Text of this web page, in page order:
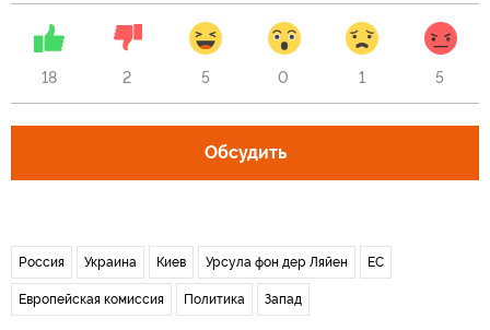
18 2 5 0 1 5
Обсудить
Россия Украина Киев Урсула фон дер Ляйен ЕС
Европейская комиссия Политика Запад